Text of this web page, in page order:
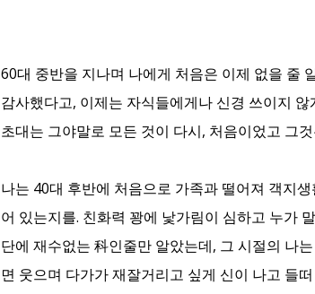
60대 중반을 지나며 나에게 처음은 이제 없을 줄
감사했다고, 이제는 자식들에게나 신경 쓰이지
초대는 그야말로 모든 것이 다시, 처음이었고 그
나는 40대 후반에 처음으로 가족과 떨어져 객지
어 있는지를. 친화력 꽝에 낯가림이 심하고 누가
단에 재수없는 科인줄만 알았는데, 그 시절의 나
면 웃으며 다가가 재잘거리고 싶게 신이 나고 들